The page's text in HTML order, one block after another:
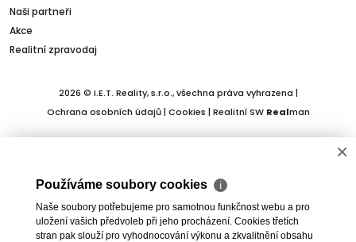
Naši partneři
Akce
Realitní zpravodaj
2026 © I.E.T. Reality, s.r.o., všechna práva vyhrazena |
Ochrana osobních údajů| Cookies | Realitní SW Realman
×
Používáme soubory cookies ℹ
Naše soubory potřebujeme pro samotnou funkčnost webu a pro
uložení vašich předvoleb při jeho procházení. Cookies třetích
stran pak slouží pro vyhodnocování výkonu a zkvalitnění obsahu